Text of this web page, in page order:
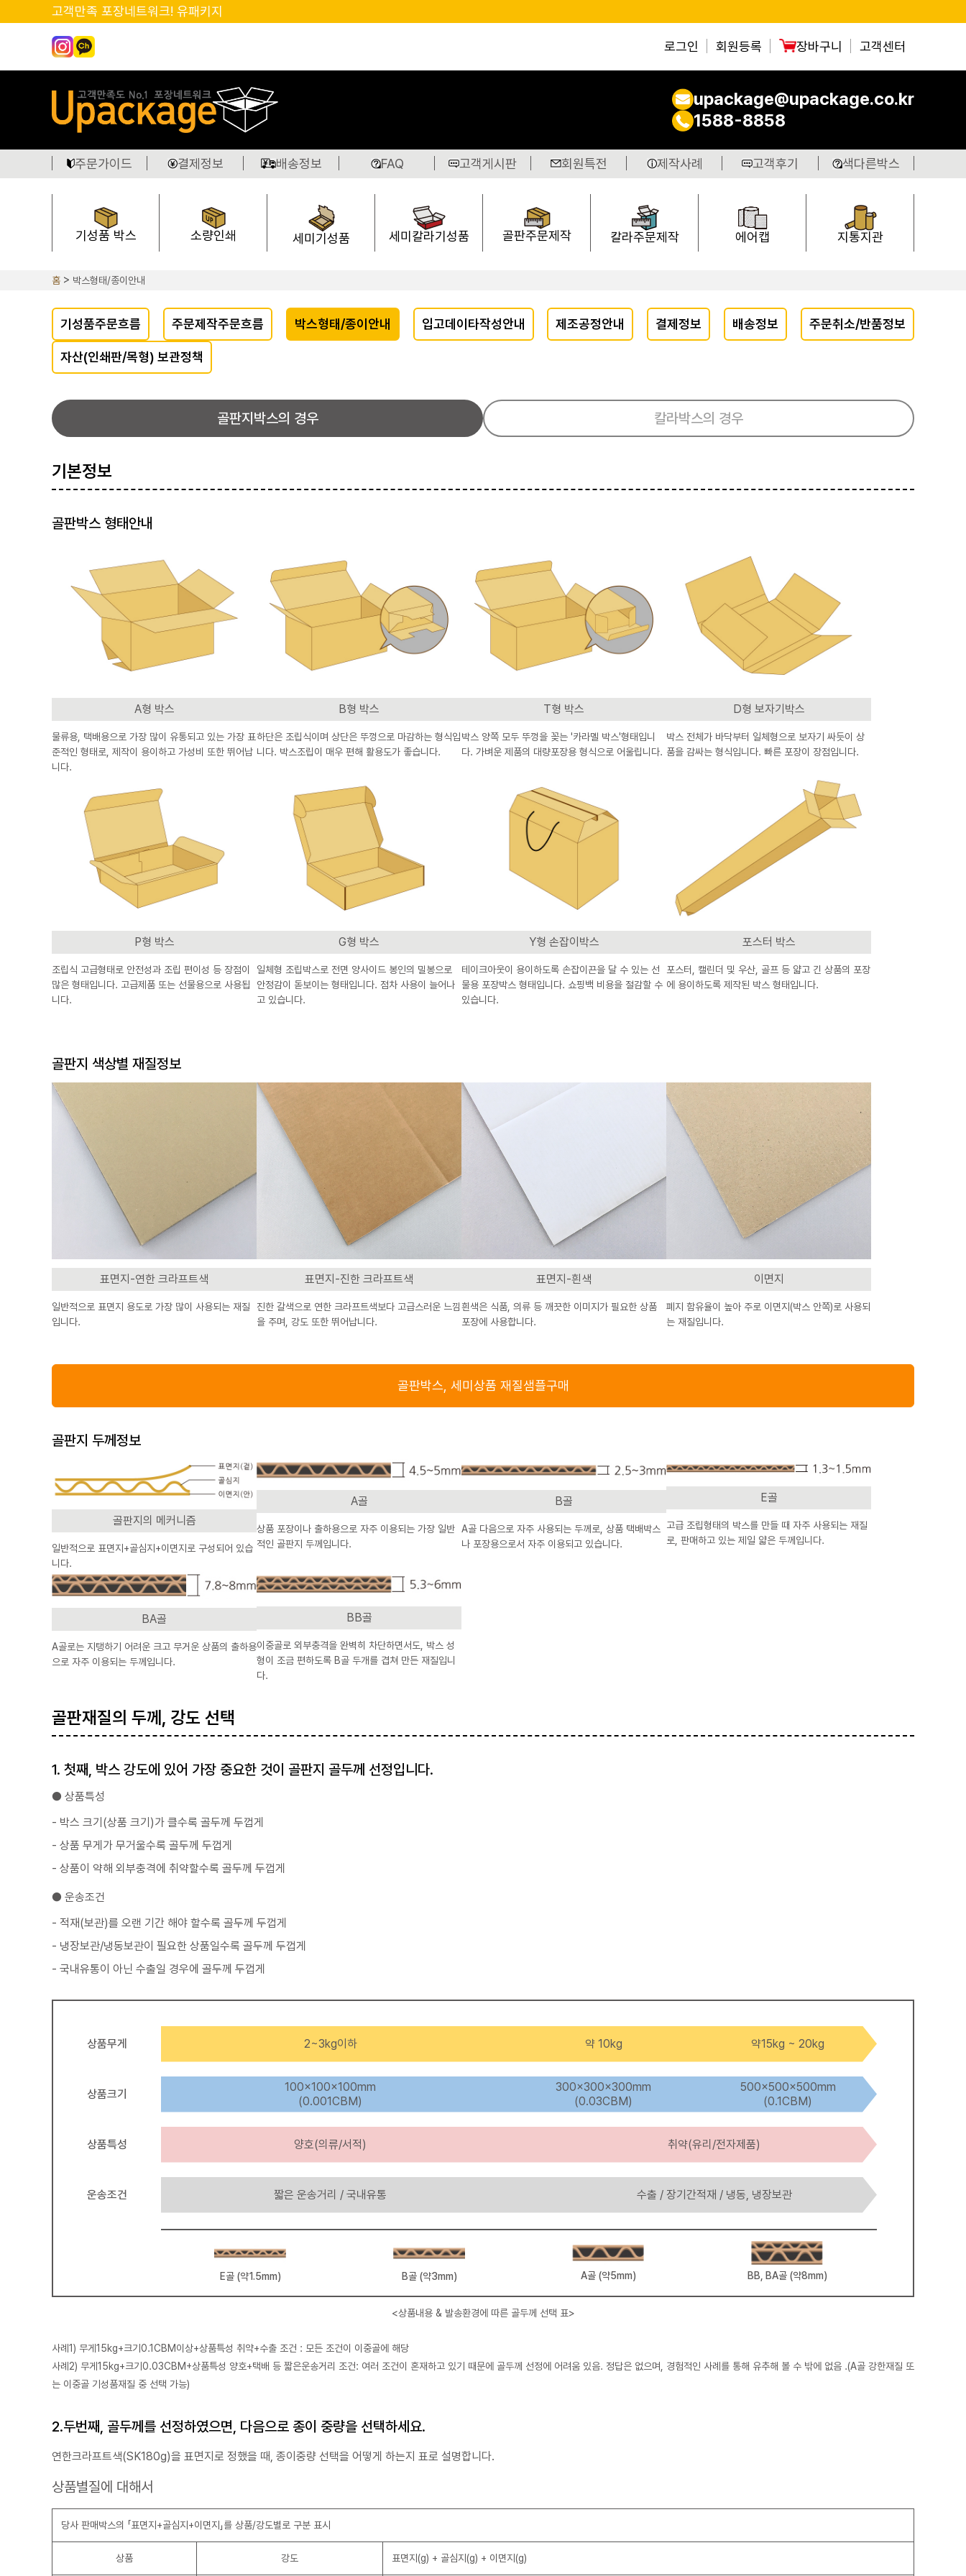
고객만족 포장네트워크! 유패키지
로그인 회원등록 장바구니 고객센터
upackage@upackage.co.kr
1588-8858
주문가이드 결제정보 배송정보 FAQ 고객게시판 회원특전 제작사례 고객후기 색다른박스
기성품 박스 소량인쇄 세미기성품 세미칼라기성품 골판주문제작 칼라주문제작 에어캡 지통지관
홈 박스형태/종이안내
기성품주문흐름 주문제작주문흐름 박스형태/종이안내 입고데이타작성안내 제조공정안내 결제정보 배송정보 주문취소/반품정보
자산(인쇄판/목형) 보관정책
골판지박스의 경우 칼라박스의 경우
기본정보
골판박스 형태안내
A형 박스
물류용, 택배용으로 가장 많이 유통되고 있는 가장 표
준적인 형태로, 제작이 용이하고 가성비 또한 뛰어납
니다.
B형 박스
하단은 조립식이며 상단은 뚜껑으로 마감하는 형식입
니다. 박스조립이 매우 편해 활용도가 좋습니다.
T형 박스
박스 양쪽 모두 뚜껑을 꽂는 '카라멜 박스'형태입니
다. 가벼운 제품의 대량포장용 형식으로 어울립니다.
D형 보자기박스
박스 전체가 바닥부터 일체형으로 보자기 싸듯이 상
품을 감싸는 형식입니다. 빠른 포장이 장점입니다.
P형 박스
조립식 고급형태로 안전성과 조립 편이성 등 장점이
많은 형태입니다. 고급제품 또는 선물용으로 사용됩
니다.
G형 박스
일체형 조립박스로 전면 양사이드 봉인의 밀봉으로
안정감이 돋보이는 형태입니다. 점차 사용이 늘어나
고 있습니다.
Y형 손잡이박스
테이크아웃이 용이하도록 손잡이끈을 달 수 있는 선
물용 포장박스 형태입니다. 쇼핑백 비용을 절감할 수
있습니다.
포스터 박스
포스터, 캘린더 및 우산, 골프 등 얇고 긴 상품의 포장
에 용이하도록 제작된 박스 형태입니다.
골판지 색상별 재질정보
표면지-연한 크라프트색
일반적으로 표면지 용도로 가장 많이 사용되는 재질
입니다.
표면지-진한 크라프트색
진한 갈색으로 연한 크라프트색보다 고급스러운 느낌
을 주며, 강도 또한 뛰어납니다.
표면지-흰색
흰색은 식품, 의류 등 깨끗한 이미지가 필요한 상품
포장에 사용합니다.
이면지
폐지 함유율이 높아 주로 이면지(박스 안쪽)로 사용되
는 재질입니다.
골판박스, 세미상품 재질샘플구매
골판지 두께정보
골판지의 메커니즘
일반적으로 표면지+골심지+이면지로 구성되어 있습
니다.
A골
상품 포장이나 출하용으로 자주 이용되는 가장 일반
적인 골판지 두께입니다.
B골
A골 다음으로 자주 사용되는 두께로, 상품 택배박스
나 포장용으로서 자주 이용되고 있습니다.
E골
고급 조립형태의 박스를 만들 때 자주 사용되는 재질
로, 판매하고 있는 제일 얇은 두께입니다.
BA골
A골로는 지탱하기 어려운 크고 무거운 상품의 출하용
으로 자주 이용되는 두께입니다.
BB골
이중골로 외부충격을 완벽히 차단하면서도, 박스 성
형이 조금 편하도록 B골 두개를 겹쳐 만든 재질입니
다.
골판재질의 두께, 강도 선택
1. 첫째, 박스 강도에 있어 가장 중요한 것이 골판지 골두께 선정입니다.
● 상품특성
- 박스 크기(상품 크기)가 클수록 골두께 두껍게
- 상품 무게가 무거울수록 골두께 두껍게
- 상품이 약해 외부충격에 취약할수록 골두께 두껍게
● 운송조건
- 적재(보관)를 오랜 기간 해야 할수록 골두께 두껍게
- 냉장보관/냉동보관이 필요한 상품일수록 골두께 두껍게
- 국내유통이 아닌 수출일 경우에 골두께 두껍게
상품무게 2~3kg이하 약 10kg 약15kg ~ 20kg
상품크기
100×100×100mm
(0.001CBM)
300×300×300mm
(0.03CBM)
500×500×500mm
(0.1CBM)
상품특성 양호(의류/서적) 취약(유리/전자제품)
운송조건 짧은 운송거리 / 국내유통 수출 / 장기간적재 / 냉동, 냉장보관
E골 (약1.5mm) B골 (약3mm) A골 (약5mm) BB, BA골 (약8mm)
<상품내용 & 발송환경에 따른 골두께 선택 표>
사례1) 무게15kg+크기0.1CBM이상+상품특성 취약+수출 조건 : 모든 조건이 이중골에 해당
사례2) 무게15kg+크기0.03CBM+상품특성 양호+택배 등 짧은운송거리 조건: 여러 조건이 혼재하고 있기 때문에 골두께 선정에 어려움 있음. 정답은 없으며, 경험적인 사례를 통해 유추해 볼 수 밖에 없음 .(A골 강한재질 또
는 이중골 기성품재질 중 선택 가능)
2.두번째, 골두께를 선정하였으면, 다음으로 종이 중량을 선택하세요.
연한크라프트색(SK180g)을 표면지로 정했을 때, 종이중량 선택을 어떻게 하는지 표로 설명합니다.
상품별질에 대해서
당사 판매박스의 「표면지+골심지+이면지」를 상품/강도별로 구분 표시
상품 강도 표면지(g) + 골심지(g) + 이면지(g)